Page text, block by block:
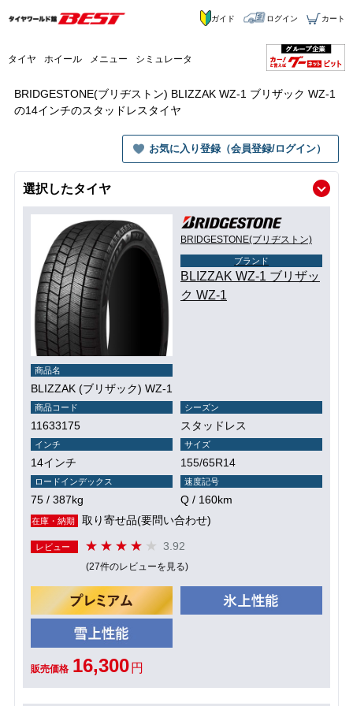
タイヤ ホイール メニュー シミュレータ
ガイド ログイン カート
BRIDGESTONE(ブリヂストン) BLIZZAK WZ-1 ブリザック WZ-1
の14インチのスタッドレスタイヤ
お気に入り登録（会員登録/ログイン）
選択したタイヤ
BRIDGESTONE(ブリヂストン)
ブランド
BLIZZAK WZ-1 ブリザッ
ク WZ-1
商品名
BLIZZAK (ブリザック) WZ-1
商品コード
11633175
シーズン
スタッドレス
インチ
14インチ
サイズ
155/65R14
ロードインデックス
75 / 387kg
速度記号
Q / 160km
在庫・納期 取り寄せ品(要問い合わせ)
レビュー 3.92
(27件のレビューを見る)
販売価格 16,300 円